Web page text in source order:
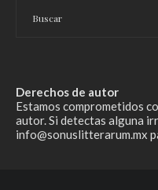
Derechos de autor
Estamos comprometidos
autor. Si detectas alguna
info@sonuslitterarum.mx